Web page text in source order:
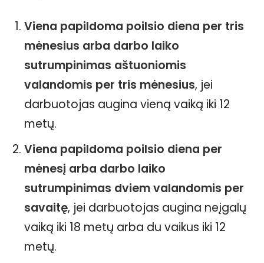
Viena papildoma poilsio diena per tris
mėnesius arba darbo laiko
sutrumpinimas aštuoniomis
valandomis per tris mėnesius, jei
darbuotojas augina vieną vaiką iki 12
metų.
Viena papildoma poilsio diena per
mėnesį arba darbo laiko
sutrumpinimas dviem valandomis per
savaitę, jei darbuotojas augina neįgalų
vaiką iki 18 metų arba du vaikus iki 12
metų.